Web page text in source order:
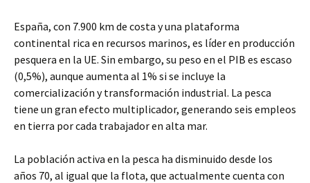
España, con 7.900 km de costa y una plataforma
continental rica en recursos marinos, es líder en producción
pesquera en la UE. Sin embargo, su peso en el PIB es escaso
(0,5%), aunque aumenta al 1% si se incluye la
comercialización y transformación industrial. La pesca
tiene un gran efecto multiplicador, generando seis empleos
en tierra por cada trabajador en alta mar.
La población activa en la pesca ha disminuido desde los
años 70, al igual que la flota, que actualmente cuenta con